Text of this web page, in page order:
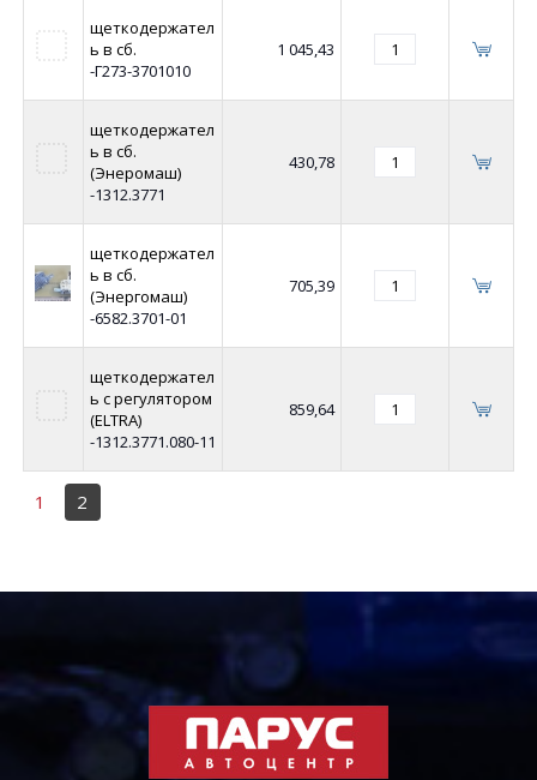
щеткодержател
ь в сб.
-Г273-3701010
1 045,43
щеткодержател
ь в сб.
(Энеромаш)
-1312.3771
430,78
щеткодержател
ь в сб.
(Энергомаш)
-6582.3701-01
705,39
щеткодержател
ь с регулятором
(ELTRA)
-1312.3771.080-11
859,64
1 2